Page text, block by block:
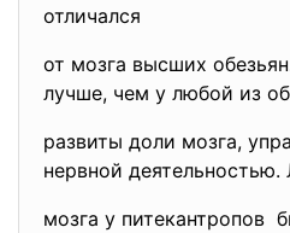
отличался
от мозга высших
лучше, чем у любой из
развиты доли мозга,
нервной
мозга у питекантропов